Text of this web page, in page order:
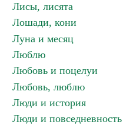
Лисы, лисята
Лошади, кони
Луна и месяц
Люблю
Любовь и поцелуи
Любовь, люблю
Люди и история
Люди и повседневность